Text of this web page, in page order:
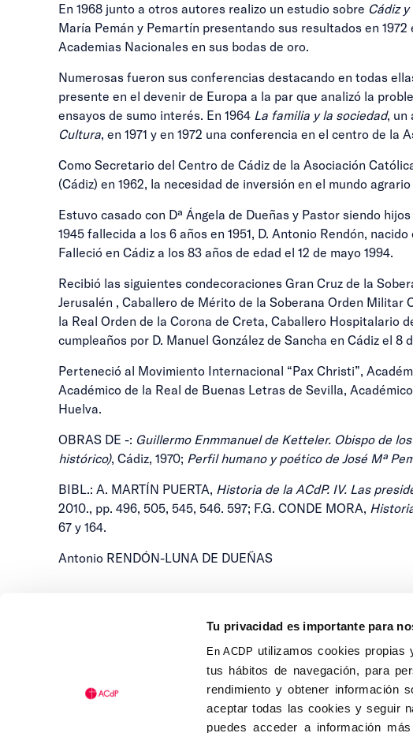
Tu privacidad es importante para
En ACDP utilizamos cookies propias
tus hábitos de navegación, para
rendimiento y obtener información
aceptar todas las cookies y seguir
puedes acceder a información
En 1968 junto a otros autores realizo un estudio sobre Cádiz
María Pemán y Pemartín presentando sus resultados en
Academias Nacionales en sus bodas de oro.
Numerosas fueron sus conferencias destacando en todas
presente en el devenir de Europa a la par que analizó la
ensayos de sumo interés. En 1964 La familia y la sociedad, un
Cultura, en 1971 y en 1972 una conferencia en el centro de
Como Secretario del Centro de Cádiz de la Asociación
(Cádiz) en 1962, la necesidad de inversión en el mundo
Estuvo casado con Dª Ángela de Dueñas y Pastor siendo
1945 fallecida a los 6 años en 1951, D. Antonio Rendón,
Falleció en Cádiz a los 83 años de edad el 12 de mayo 1994.
Recibió las siguientes condecoraciones Gran Cruz de la
Jerusalén , Caballero de Mérito de la Soberana Orden Militar
la Real Orden de la Corona de Creta, Caballero Hospitalario
cumpleaños por D. Manuel González de Sancha en Cádiz el 8
Perteneció al Movimiento Internacional “Pax Christi”,
Académico de la Real de Buenas Letras de Sevilla,
Huelva.
OBRAS DE -: Guillermo Enmmanuel de Ketteler. Obispo de
histórico), Cádiz, 1970; Perfil humano y poético de José Mª
BIBL.: A. MARTÍN PUERTA, Historia de la ACdP. IV. Las
2010., pp. 496, 505, 545, 546. 597; F.G. CONDE MORA,
67 y 164.
Antonio RENDÓN-LUNA DE DUEÑAS
Calle Isaac Peral, 58 C.P.: 28040,
Tel (+34) 91 456 63 27
Fax: (+34) 91 535 19 98